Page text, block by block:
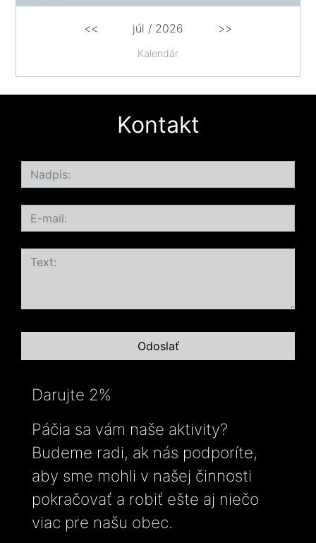
Kalendár
<< júl / 2026 >>
Kontakt
Darujte 2%
Páčia sa vám naše aktivity?
Budeme radi, ak nás podporíte,
aby sme mohli v našej činnosti
pokračovať a robiť ešte aj niečo
viac pre našu obec.